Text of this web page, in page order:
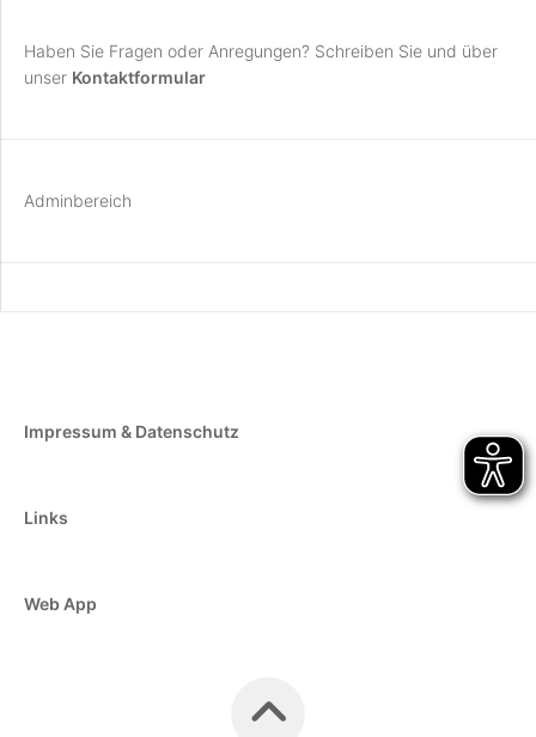
Haben Sie Fragen oder Anregungen? Schreiben Sie und über
unser Kontaktformular
Adminbereich
Impressum & Datenschutz
Links
Web App